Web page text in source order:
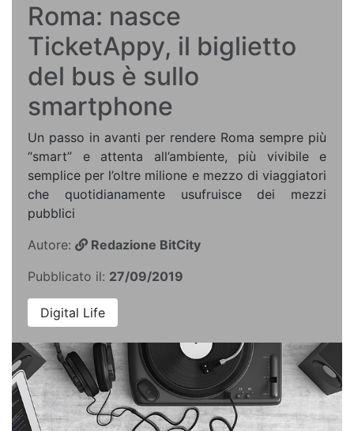
Roma: nasce
TicketAppy, il biglietto
del bus è sullo
smartphone
Un passo in avanti per rendere Roma sempre più
“smart” e attenta all’ambiente, più vivibile e
semplice per l’oltre milione e mezzo di viaggiatori
che quotidianamente usufruisce dei mezzi
pubblici
Autore:
Redazione BitCity
Pubblicato il: 27/09/2019
Digital Life